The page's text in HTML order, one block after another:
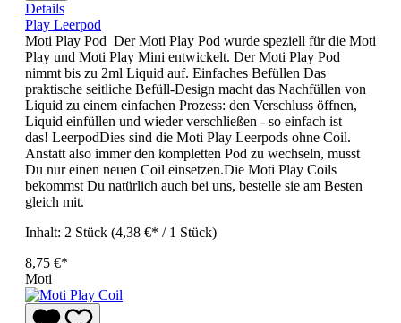
Details
Play Leerpod
Moti Play Pod Der Moti Play Pod wurde speziell für die Moti
Play und Moti Play Mini entwickelt. Der Moti Play Pod
nimmt bis zu 2ml Liquid auf. Einfaches Befüllen Das
praktische seitliche Befüll-Design macht das Nachfüllen von
Liquid zu einem einfachen Prozess: den Verschluss öffnen,
Liquid einfüllen und wieder verschließen - so einfach ist
das! LeerpodDies sind die Moti Play Leerpods ohne Coil.
Anstatt also immer den kompletten Pod zu wechseln, musst
Du nur einen neuen Coil einsetzen.Die Moti Play Coils
bekommst Du natürlich auch bei uns, bestelle sie am Besten
gleich mit.
Inhalt: 2 Stück (4,38 €* / 1 Stück)
8,75 €*
Moti